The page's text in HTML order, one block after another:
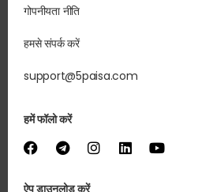
गोपनीयता नीति
हमसे संपर्क करें
support@5paisa.com
हमें फॉलो करें
ऐप डाउनलोड करें